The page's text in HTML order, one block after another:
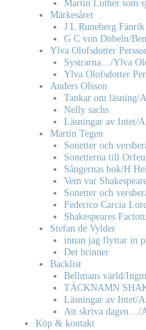
Martin Luther som
Märkesåret
J L Runeberg Fänrik
G C von Döbeln/
Ylva Olofsdotter
Systrarna…/Ylva
Ylva Olofsdotter
Anders Olsson
Tankar om läsning/
Nelly sachs
Läsningar av Intet/
Martin Tegen
Sonetter och
Sonetterna till
Sångernas bok/H
Vem var
Sonetter och
Federico Carcia
Shakespeares
Stefan de Vylder
innan jag flyttar in
Det brinner
Backlist
Bellmans värld/
TÄCKNAMN
Läsningar av Intet/
Att skriva dagen…/
Köp & kontakt